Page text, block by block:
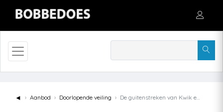
◄ Aanbod Doorlopende veiling De guitenstreken van Kwik en Flupke - 10 - HC - 1e druk 1961